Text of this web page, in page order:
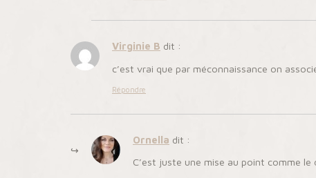
Virginie B dit :
c’est vrai que par méconnaissance on
Répondre
Ornella dit :
C’est juste une mise au point comme le